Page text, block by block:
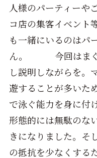
人様のパーティーや
コ店の集客イベント
も一緒にいるのはパ
ん。 今回はまぐ
し説明しながらを。
遊することが多いた
で泳ぐ能力を身に付
形態的には無駄のな
きになりました。そ
の抵抗を少なくする